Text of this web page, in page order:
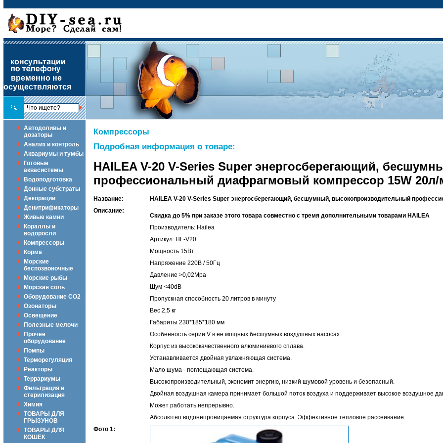
временно не
осуществляются
Автодоливы и
дозаторы
Анализ и контроль
Аквариумы и тумбы
Готовые
аквасистемы
Водоподготовка
Донные субстраты
Декорации
Денитрификаторы
Живые камни
Кораллы и
водоросли
Компрессоры
Корма
Морские
беспозвоночные
Морские рыбы
Морская соль
Оборудование CO2
Озонаторы
Освещение
Полезные мелочи
Прочее
оборудование
Помпы
Терморегуляция
Реакторы
Террариумы
Фильтрация и
стерилизация
Химия
ТОВАРЫ ДЛЯ
ГРЫЗУНОВ
ТОВАРЫ ДЛЯ
КОШЕК
Компрессоры
Подробная информация о товаре:
HAILEA V-20 V-Series Super энергосберегающий,
профессиональный диафрагмовый компрессор 15W 20л/
Название:
HAILEA V-20 V-Series Super энергосберегающий, бесшумный, высокопроизводительный
Описание:
Скидка до 5% при заказе этого товара совместно с тремя дополнительными товарами HAILEA
Производитель: Hailea
Артикул: HL-V20
Мощность 15Вт
Напряжение 220В / 50Гц
Давление >0,02Mpa
Шум <40dB
Пропускная способность 20 литров в минуту
Вес 2,5 кг
Габариты 230*185*180 мм
Особенность серии V в ее мощных бесшумных воздушных насосах.
Корпус из высококачественного алюминиевого сплава.
Устанавливается двойная увлажняющая система.
Мало шума - поглощающая система.
Высокопроизводительный, экономит энергию, низкий шумовой уровень и безопасный.
Двойная воздушная камера принимает большой поток воздуха и поддерживает высокое воздушное
Может работать непрерывно.
Абсолютно водонепроницаемая структура корпуса. Эффективное тепловое рассеивание
Фото 1: